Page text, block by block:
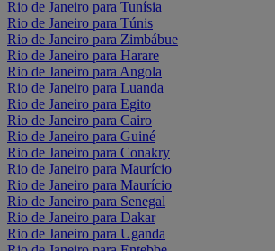
Rio de Janeiro para Tunísia
Rio de Janeiro para Túnis
Rio de Janeiro para Zimbábue
Rio de Janeiro para Harare
Rio de Janeiro para Angola
Rio de Janeiro para Luanda
Rio de Janeiro para Egito
Rio de Janeiro para Cairo
Rio de Janeiro para Guiné
Rio de Janeiro para Conakry
Rio de Janeiro para Maurício
Rio de Janeiro para Maurício
Rio de Janeiro para Senegal
Rio de Janeiro para Dakar
Rio de Janeiro para Uganda